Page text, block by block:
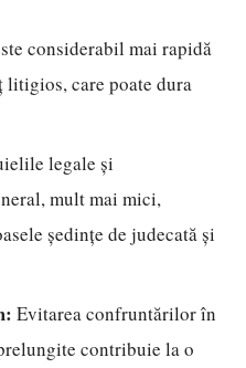
considerabil mai rapidă
care poate dura
legale și
mult mai mici,
ședințe de judecată și
Evitarea confruntărilor în
contribuie la o